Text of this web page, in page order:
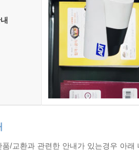
/교환과 관련한 안내가 있는경우 아